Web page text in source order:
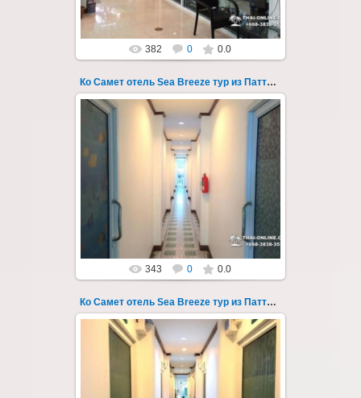
382 0 0.0
Ко Самет отель Sea Breeze тур из Паттайи фото 132
01.08.2022
Экскурсия на остров Самет из Паттайи, с
ночевкой в отеле "Sea Breeze" на пляже Ао
Пхай - фотография 132
Запове...
Thai-Online
343 0 0.0
Ко Самет отель Sea Breeze тур из Паттайи фото 133
01.08.2022
Экскурсия на остров Самет из Паттайи, с
ночевкой в отеле "Sea Breeze" на пляже Ао